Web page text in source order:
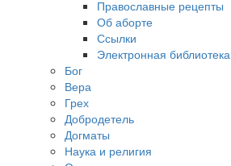
Православные рецепты
Об аборте
Ссылки
Электронная библиотека
Бог
Вера
Грех
Добродетель
Догматы
Наука и религия